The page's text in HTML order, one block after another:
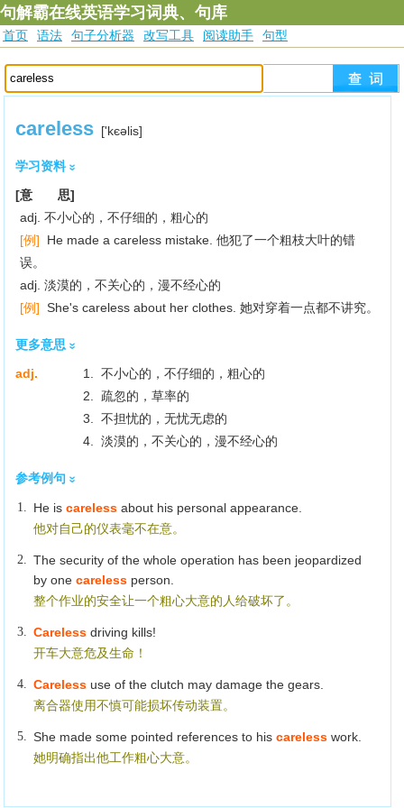
句解霸在线英语学习词典、句库
首页 语法 句子分析器 改写工具 阅读助手 句型
careless ['kєәlis]
学习资料
[意 思]
adj. 不小心的，不仔细的，粗心的
[例] He made a careless mistake. 他犯了一个粗枝大叶的错
误。
adj. 淡漠的，不关心的，漫不经心的
[例] She's careless about her clothes. 她对穿着一点都不讲究。
更多意思
adj.
1. 不小心的，不仔细的，粗心的
2. 疏忽的，草率的
3. 不担忧的，无忧无虑的
4. 淡漠的，不关心的，漫不经心的
参考例句
1. He is carelessabout his personal appearance.
他对自己的仪表毫不在意。
2. The security of the whole operation has been jeopardized
by one careless person.
整个作业的安全让一个粗心大意的人给破坏了。
3. Carelessdriving kills!
开车大意危及生命！
4. Careless use of the clutch may damage the gears.
离合器使用不慎可能损坏传动装置。
5. She made some pointed references to his carelesswork.
她明确指出他工作粗心大意。